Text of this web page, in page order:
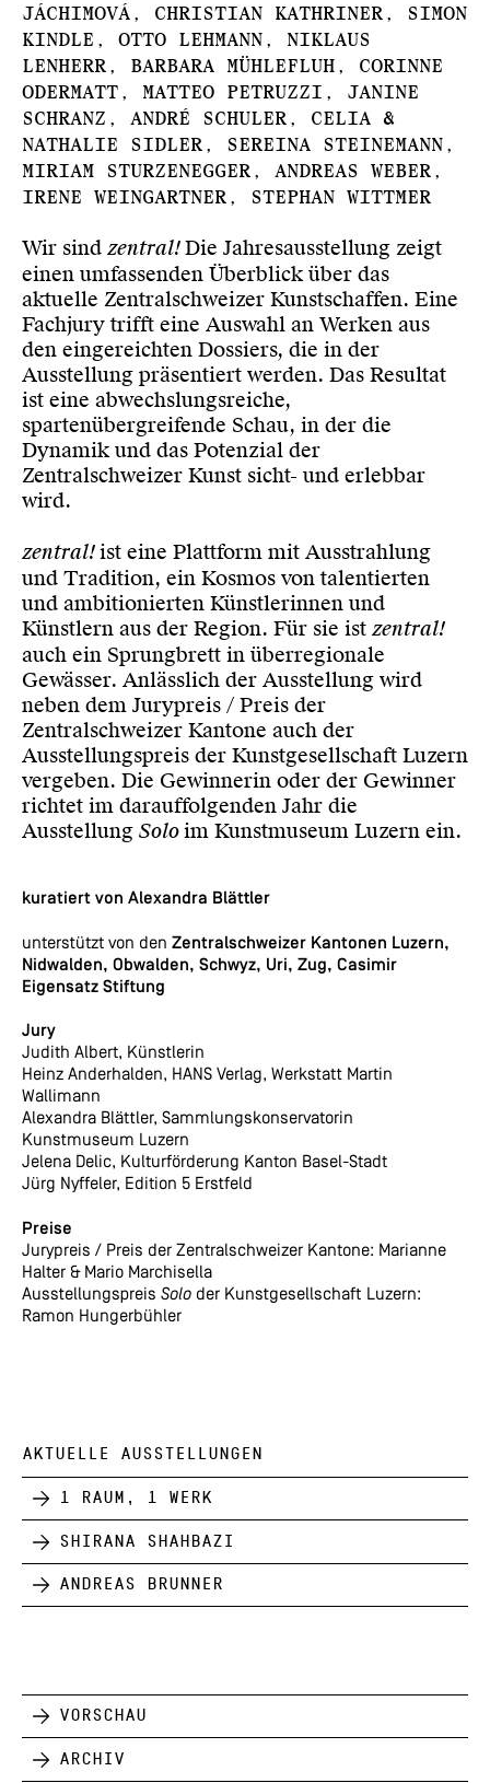
Jáchimová, Christian Kathriner, Simon
Kindle, Otto Lehmann, Niklaus
Lenherr, Barbara Mühlefluh, Corinne
Odermatt, Matteo Petruzzi, Janine
Schranz, André Schuler, Celia &
Nathalie Sidler, Sereina Steinemann,
Miriam Sturzenegger, Andreas Weber,
Irene Weingartner, Stephan Wittmer
Wir sind zentral!Die Jahresausstellung zeigt
einen umfassenden Überblick über das
aktuelle Zentralschweizer Kunstschaffen. Eine
Fachjury trifft eine Auswahl an Werken aus
den eingereichten Dossiers, die in der
Ausstellung präsentiert werden. Das Resultat
ist eine abwechslungsreiche,
spartenübergreifende Schau, in der die
Dynamik und das Potenzial der
Zentralschweizer Kunst sicht- und erlebbar
wird.
zentral!ist eine Plattform mit Ausstrahlung
und Tradition, ein Kosmos von talentierten
und ambitionierten Künstlerinnen und
Künstlern aus der Region. Für sie ist zentral!
auch ein Sprungbrett in überregionale
Gewässer. Anlässlich der Ausstellung wird
neben dem Jurypreis / Preis der
Zentralschweizer Kantone auch der
Ausstellungspreis der Kunstgesellschaft Luzern
vergeben. Die Gewinnerin oder der Gewinner
richtet im darauffolgenden Jahr die
Ausstellung Soloim Kunstmuseum Luzern ein.
kuratiert von Alexandra Blättler
unterstützt von den Zentralschweizer Kantonen Luzern,
Nidwalden, Obwalden, Schwyz, Uri, Zug, Casimir
Eigensatz Stiftung
Jury
Judith Albert, Künstlerin
Heinz Anderhalden, HANS Verlag, Werkstatt Martin
Wallimann
Alexandra Blättler, Sammlungskonservatorin
Kunstmuseum Luzern
Jelena Delic, Kulturförderung Kanton Basel-Stadt
Jürg Nyffeler, Edition 5 Erstfeld
Preise
Jurypreis / Preis der Zentralschweizer Kantone: Marianne
Halter & Mario Marchisella
Ausstellungspreis Solo der Kunstgesellschaft Luzern:
Ramon Hungerbühler
AKTUELLE AUSSTELLUNGEN
1 Raum, 1 Werk
Shirana Shahbazi
Andreas Brunner
Vorschau
Archiv